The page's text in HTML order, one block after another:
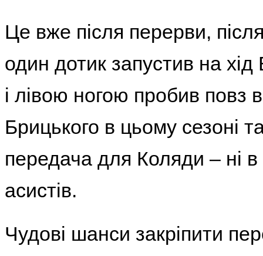
Це вже після перерви,
один дотик запустив на
і лівою ногою пробив повз
Брицького в цьому сезоні
передача для Коляди – ні в
асистів.
Чудові шанси закріпити